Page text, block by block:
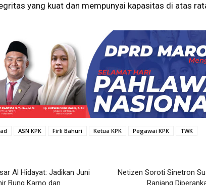
yang kuat dan mempunyai kapasitas di atas
ASN KPK Firli Bahuri Ketua KPK Pegawai KPK TWK
Al Hidayat: Jadikan Juni
Bung Karno dan
Netizen Soroti Sinetron
Ranjang